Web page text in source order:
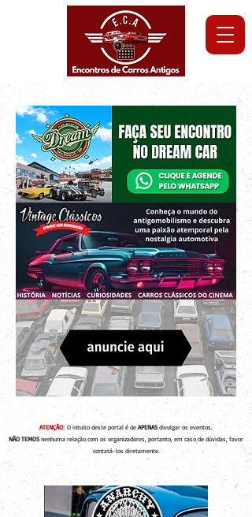
ATENÇÃO: O intuito deste portal é de APENAS divulgar os eventos.
NÃO TEMOS nenhuma relação com os organizadores, portanto, em caso de dúvidas, favor
contatá-los diretamente.